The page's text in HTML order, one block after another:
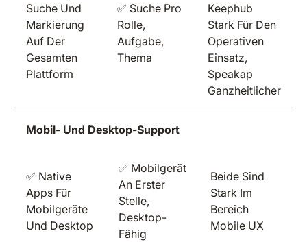
Suche Und
Markierung
Auf Der
Gesamten
Plattform
✅ Suche Pro
Rolle,
Aufgabe,
Thema
Keephub
Stark Für Den
Operativen
Einsatz,
Speakap
Ganzheitlicher
Mobil- Und Desktop-Support
✅ Native
Apps Für
Mobilgeräte
Und Desktop
✅ Mobilgerät
An Erster
Stelle,
Desktop-
Fähig
Beide Sind
Stark Im
Bereich
Mobile UX